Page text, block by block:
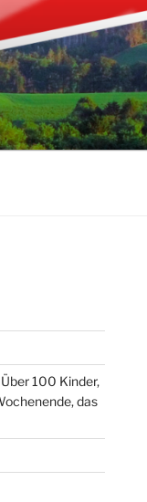
100 Kinder,
das